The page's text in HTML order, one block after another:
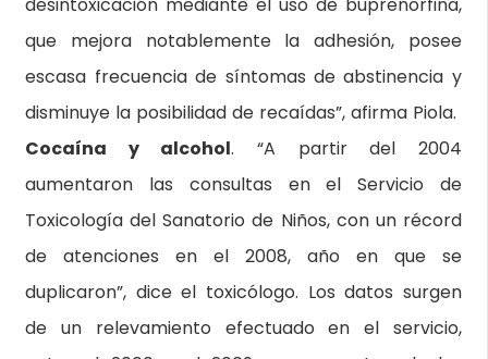
desintoxicación mediante el uso de buprenorfina,
que mejora notablemente la adhesión, posee
escasa frecuencia de síntomas de abstinencia y
disminuye la posibilidad de recaídas”, afirma Piola.
Cocaína y alcohol. “A partir del 2004
aumentaron las consultas en el Servicio de
Toxicología del Sanatorio de Niños, con un récord
de atenciones en el 2008, año en que se
duplicaron”, dice el toxicólogo. Los datos surgen
de un relevamiento efectuado en el servicio,